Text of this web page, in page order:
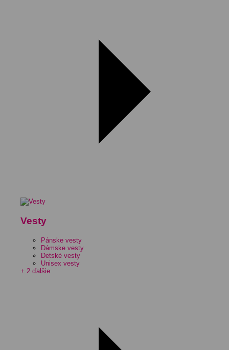
Vesty
Pánske vesty
Dámske vesty
Detské vesty
Unisex vesty
+ 2 ďalšie